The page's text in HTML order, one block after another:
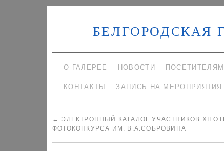
БЕЛГОРОДСКАЯ
О ГАЛЕРЕЕ НОВОСТИ ПОСЕТИТЕЛЯМ
КОНТАКТЫ ЗАПИСЬ НА МЕРОПРИЯТИЯ
← ЭЛЕКТРОННЫЙ КАТАЛОГ УЧАСТНИКОВ XII
ФОТОКОНКУРСА ИМ. В.А.СОБРОВИНА